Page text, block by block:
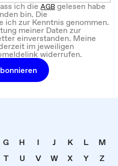
ich dieAGBgelesen habe
bin. Die
ich zur Kenntnis genommen.
meiner Daten zur
einverstanden. Meine
im jeweiligen
widerrufen.
G H I J K L
M
T U V W X Y
Z